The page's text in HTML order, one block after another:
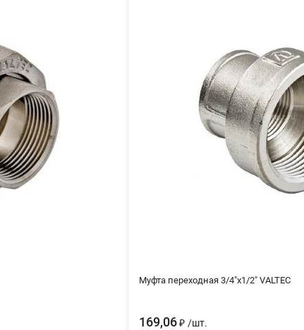
Муфта переходная 3/4"х1/2" VALTEC
169,06 ₽ /шт.